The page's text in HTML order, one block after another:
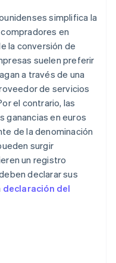
simplifica la
en
la conversión de
suelen preferir
a través de una
de servicios
el contrario, las
ganancias en euros
de la denominación
surgir
un registro
declarar sus
declaración del